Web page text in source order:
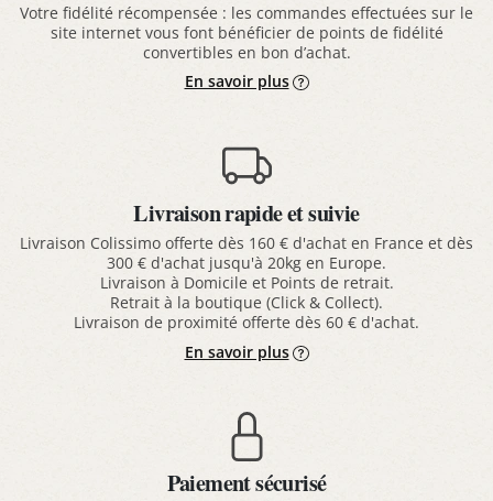
Votre fidélité récompensée : les commandes effectuées sur le
site internet vous font bénéficier de points de fidélité
convertibles en bon d’achat.
En savoir plus
Livraison rapide et suivie
Livraison Colissimo offerte dès 160 € d'achat en France et dès
300 € d'achat jusqu'à 20kg en Europe.
Livraison à Domicile et Points de retrait.
Retrait à la boutique (Click & Collect).
Livraison de proximité offerte dès 60 € d'achat.
En savoir plus
Paiement sécurisé